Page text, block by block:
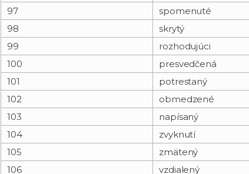
97
spomenuté
98
skrytý
99
rozhodujúci
100
presvedčená
101
potrestaný
102
obmedzené
103
napísaný
104
zvyknutí
105
zmätený
106
vzdialený